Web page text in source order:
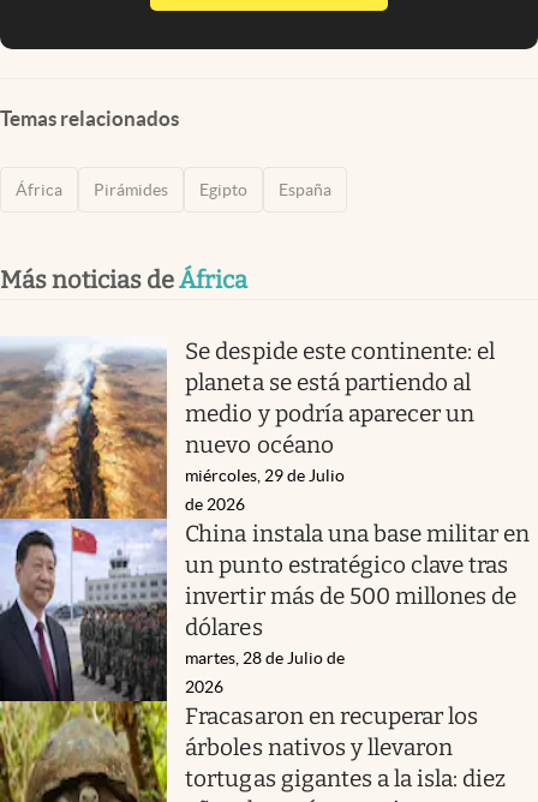
Temas relacionados
África Pirámides Egipto España
Más noticias deÁfrica
Se despide este continente: el
planeta se está partiendo al
medio y podría aparecer un
nuevo océano
miércoles, 29 de Julio
de 2026
China instala una base militar en
un punto estratégico clave tras
invertir más de 500 millones de
dólares
martes, 28 de Julio de
2026
Fracasaron en recuperar los
árboles nativos y llevaron
tortugas gigantes a la isla: diez